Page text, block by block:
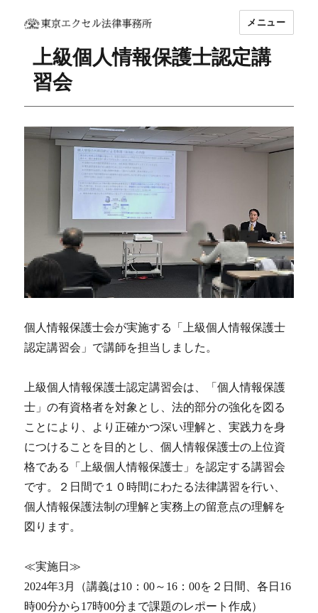
坂東 利国｜東京エクセル法律事務所
メニュー
上級個人情報保護士認定講
習会
個人情報保護士会が実施する「上級個人情報保護士
認定講習会」で講師を担当しました。
上級個人情報保護士認定講習会は、「個人情報保護
士」の有資格者を対象とし、法的部分の強化を図る
ことにより、より正確かつ深い理解と、実践力を身
につけることを目的とし、個人情報保護士の上位資
格である「上級個人情報保護士」を認定する講習会
です。２日間で１０時間にわたる法律講習を行い、
個人情報保護法制の理解と実務上の留意点の理解を
図ります。
≪実施日≫
2024年3月（講義は10：00～16：00を２日間、各日16
時00分から17時00分まで課題のレポート作成）